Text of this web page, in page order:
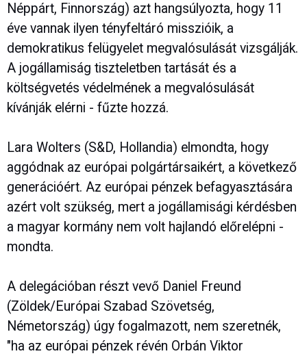
Néppárt, Finnország) azt hangsúlyozta, hogy 11
éve vannak ilyen tényfeltáró misszióik, a
demokratikus felügyelet megvalósulását vizsgálják.
A jogállamiság tiszteletben tartását és a
költségvetés védelmének a megvalósulását
kívánják elérni - fűzte hozzá.
Lara Wolters (S&D, Hollandia) elmondta, hogy
aggódnak az európai polgártársaikért, a következő
generációért. Az európai pénzek befagyasztására
azért volt szükség, mert a jogállamisági kérdésben
a magyar kormány nem volt hajlandó előrelépni -
mondta.
A delegációban részt vevő Daniel Freund
(Zöldek/Európai Szabad Szövetség,
Németország) úgy fogalmazott, nem szeretnék,
"ha az európai pénzek révén Orbán Viktor